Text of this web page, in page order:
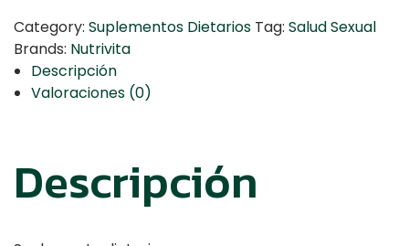
Category: Suplementos Dietarios Tag: Salud Sexual
Brands: Nutrivita
Descripción
Valoraciones (0)
Descripción